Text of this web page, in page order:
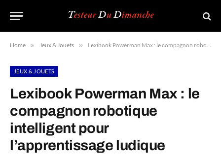
Home » Jeux & Jouets » Lexibook Powerman Max : le compagnon robotique intelligent pour l’apprentissage ludique
JEUX & JOUETS
Lexibook Powerman Max : le
compagnon robotique
intelligent pour
l’apprentissage ludique